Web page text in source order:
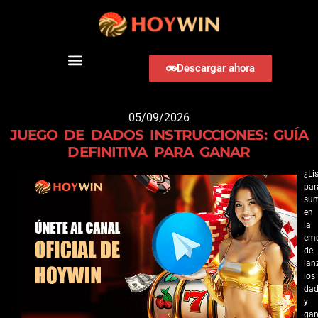
Descargar ahora
05/09/2026
JUEGO DE DADOS INSTRUCCIONES: GUÍA
DEFINITIVA PARA GANAR
en
la
de
los
y